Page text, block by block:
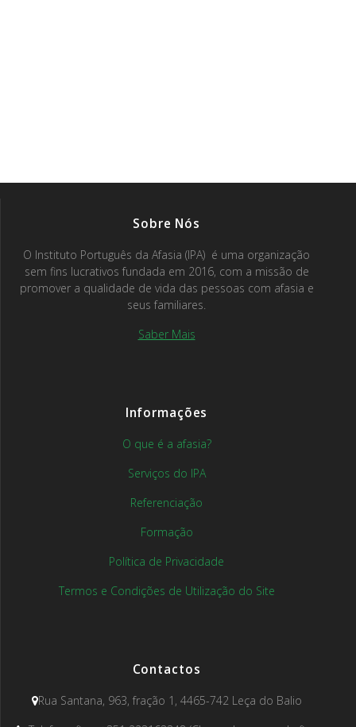
Sobre Nós
O Instituto Português da Afasia (IPA) é uma organização
sem fins lucrativos fundada em 2016, com a missão de
promover a qualidade de vida das pessoas com afasia e
seus familiares.
Saber Mais
Informações
O que é a afasia?
Serviços do IPA
Referenciação
Formação
Política de Privacidade
Termos e Condições de Utilização do Site
Contactos
Rua Santana, 963, fração 1, 4465-742 Leça do Balio